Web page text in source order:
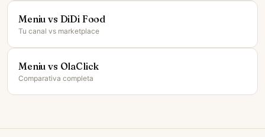
Meniu vs DiDi Food
Tu canal vs marketplace
Meniu vs OlaClick
Comparativa completa